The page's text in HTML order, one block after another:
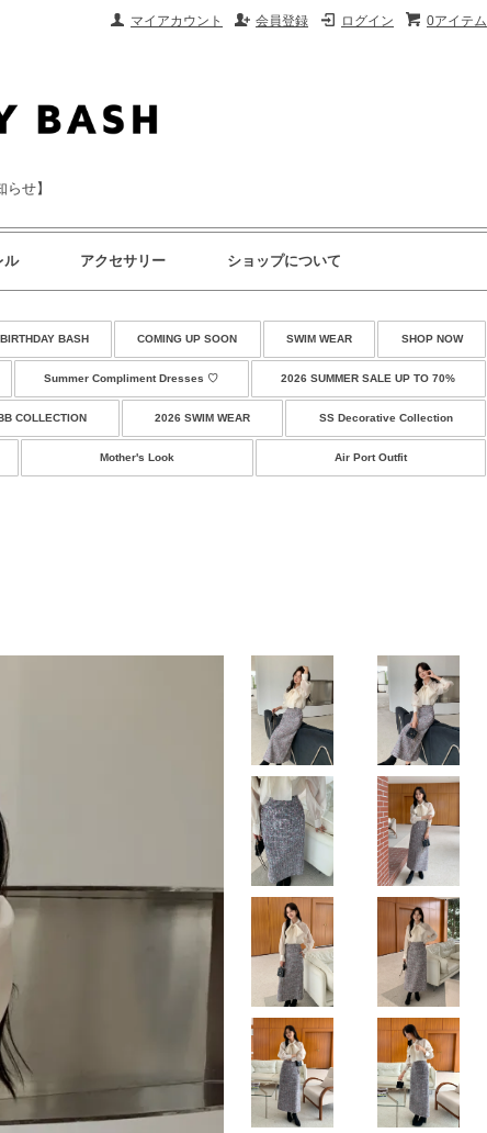
0アイテム
ログイン
会員登録
マイアカウント
らせ】
ル アクセサリー ショップについて
BASH COMING UP SOON SWIM WEAR SHOP NOW
Summer Compliment Dresses ♡ 2026 SUMMER SALE UP TO 70%
COLLECTION 2026 SWIM WEAR SS Decorative Collection
Mother's Look Air Port Outfit